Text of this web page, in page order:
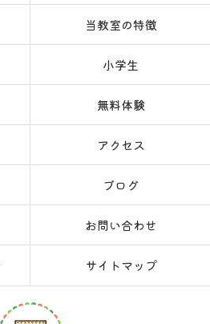
当教室の特徴
小学生
無料体験
アクセス
ブログ
お問い合わせ
サイトマップ